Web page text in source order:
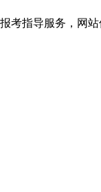
指导服务，网